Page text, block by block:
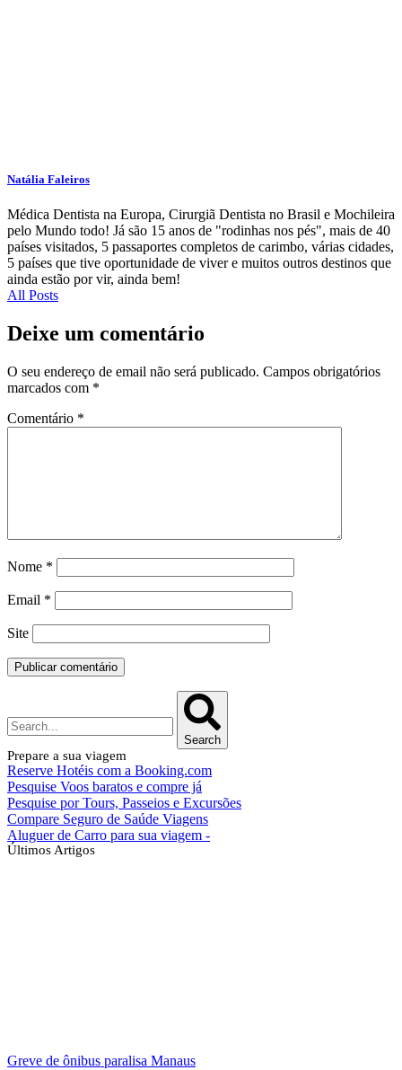
Natália Faleiros
Médica Dentista na Europa, Cirurgiã Dentista no Brasil e Mochileira
pelo Mundo todo! Já são 15 anos de "rodinhas nos pés", mais de 40
países visitados, 5 passaportes completos de carimbo, várias cidades,
5 países que tive oportunidade de viver e muitos outros destinos que
ainda estão por vir, ainda bem!
All Posts
Deixe um comentário
O seu endereço de email não será publicado. Campos obrigatórios
marcados com *
Comentário *
Nome *
Email *
Site
Search
Prepare a sua viagem
Reserve Hotéis com a Booking.com
Pesquise Voos baratos e compre já
Pesquise por Tours, Passeios e Excursões
Compare Seguro de Saúde Viagens
Aluguer de Carro para sua viagem -
Últimos Artigos
Greve de ônibus paralisa Manaus